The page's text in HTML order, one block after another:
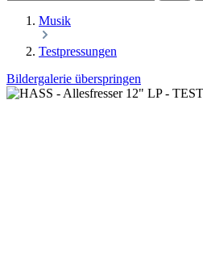
Musik
Testpressungen
Bildergalerie überspringen